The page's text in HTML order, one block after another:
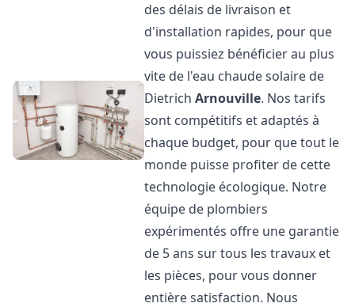
des délais de livraison et
d'installation rapides, pour que
vous puissiez bénéficier au plus
vite de l'eau chaude solaire de
DietrichArnouville. Nos tarifs
sont compétitifs et adaptés à
chaque budget, pour que tout le
monde puisse profiter de cette
technologie écologique. Notre
équipe de plombiers
expérimentés offre une garantie
de 5 ans sur tous les travaux et
les pièces, pour vous donner
entière satisfaction. Nous